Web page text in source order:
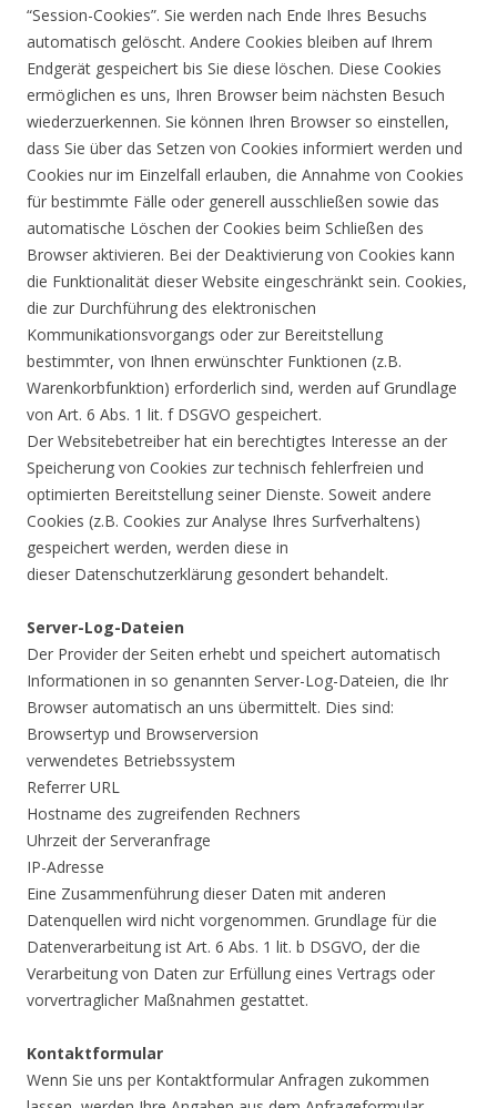
“Session-Cookies”. Sie werden nach Ende Ihres Besuchs
automatisch gelöscht. Andere Cookies bleiben auf Ihrem
Endgerät gespeichert bis Sie diese löschen. Diese Cookies
ermöglichen es uns, Ihren Browser beim nächsten Besuch
wiederzuerkennen. Sie können Ihren Browser so einstellen,
dass Sie über das Setzen von Cookies informiert werden und
Cookies nur im Einzelfall erlauben, die Annahme von Cookies
für bestimmte Fälle oder generell ausschließen sowie das
automatische Löschen der Cookies beim Schließen des
Browser aktivieren. Bei der Deaktivierung von Cookies kann
die Funktionalität dieser Website eingeschränkt sein. Cookies,
die zur Durchführung des elektronischen
Kommunikationsvorgangs oder zur Bereitstellung
bestimmter, von Ihnen erwünschter Funktionen (z.B.
Warenkorbfunktion) erforderlich sind, werden auf Grundlage
von Art. 6 Abs. 1 lit. f DSGVO gespeichert.
Der Websitebetreiber hat ein berechtigtes Interesse an der
Speicherung von Cookies zur technisch fehlerfreien und
optimierten Bereitstellung seiner Dienste. Soweit andere
Cookies (z.B. Cookies zur Analyse Ihres Surfverhaltens)
gespeichert werden, werden diese in
dieser Datenschutzerklärung gesondert behandelt.
Server-Log-Dateien
Der Provider der Seiten erhebt und speichert automatisch
Informationen in so genannten Server-Log-Dateien, die Ihr
Browser automatisch an uns übermittelt. Dies sind:
Browsertyp und Browserversion
verwendetes Betriebssystem
Referrer URL
Hostname des zugreifenden Rechners
Uhrzeit der Serveranfrage
IP-Adresse
Eine Zusammenführung dieser Daten mit anderen
Datenquellen wird nicht vorgenommen. Grundlage für die
Datenverarbeitung ist Art. 6 Abs. 1 lit. b DSGVO, der die
Verarbeitung von Daten zur Erfüllung eines Vertrags oder
vorvertraglicher Maßnahmen gestattet.
Kontaktformular
Wenn Sie uns per Kontaktformular Anfragen zukommen